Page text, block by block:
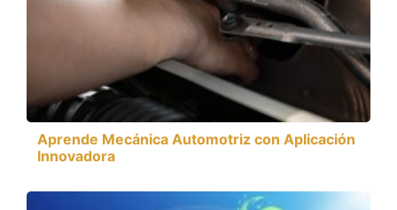
Aprende Mecánica Automotriz con Aplicación
Innovadora